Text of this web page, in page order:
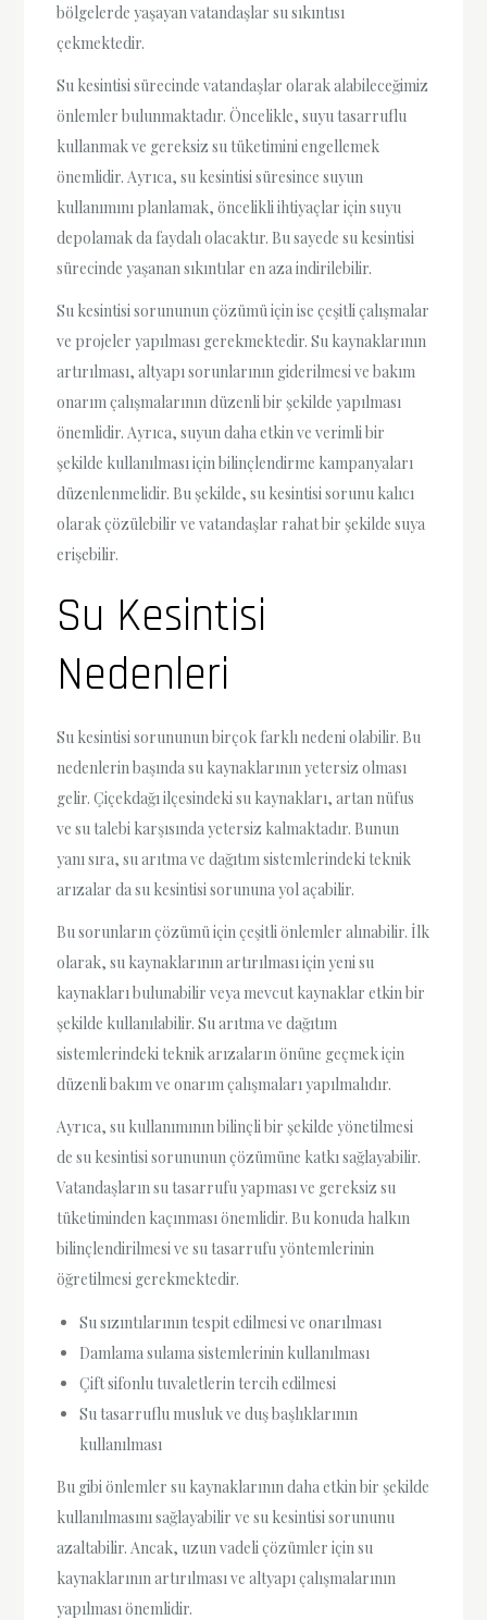
bölgelerde yaşayan vatandaşlar su sıkıntısı
çekmektedir.
Su kesintisi sürecinde vatandaşlar olarak alabileceğimiz
önlemler bulunmaktadır. Öncelikle, suyu tasarruflu
kullanmak ve gereksiz su tüketimini engellemek
önemlidir. Ayrıca, su kesintisi süresince suyun
kullanımını planlamak, öncelikli ihtiyaçlar için suyu
depolamak da faydalı olacaktır. Bu sayede su kesintisi
sürecinde yaşanan sıkıntılar en aza indirilebilir.
Su kesintisi sorununun çözümü için ise çeşitli çalışmalar
ve projeler yapılması gerekmektedir. Su kaynaklarının
artırılması, altyapı sorunlarının giderilmesi ve bakım
onarım çalışmalarının düzenli bir şekilde yapılması
önemlidir. Ayrıca, suyun daha etkin ve verimli bir
şekilde kullanılması için bilinçlendirme kampanyaları
düzenlenmelidir. Bu şekilde, su kesintisi sorunu kalıcı
olarak çözülebilir ve vatandaşlar rahat bir şekilde suya
erişebilir.
Su Kesintisi
Nedenleri
Su kesintisi sorununun birçok farklı nedeni olabilir. Bu
nedenlerin başında su kaynaklarının yetersiz olması
gelir. Çiçekdağı ilçesindeki su kaynakları, artan nüfus
ve su talebi karşısında yetersiz kalmaktadır. Bunun
yanı sıra, su arıtma ve dağıtım sistemlerindeki teknik
arızalar da su kesintisi sorununa yol açabilir.
Bu sorunların çözümü için çeşitli önlemler alınabilir. İlk
olarak, su kaynaklarının artırılması için yeni su
kaynakları bulunabilir veya mevcut kaynaklar etkin bir
şekilde kullanılabilir. Su arıtma ve dağıtım
sistemlerindeki teknik arızaların önüne geçmek için
düzenli bakım ve onarım çalışmaları yapılmalıdır.
Ayrıca, su kullanımının bilinçli bir şekilde yönetilmesi
de su kesintisi sorununun çözümüne katkı sağlayabilir.
Vatandaşların su tasarrufu yapması ve gereksiz su
tüketiminden kaçınması önemlidir. Bu konuda halkın
bilinçlendirilmesi ve su tasarrufu yöntemlerinin
öğretilmesi gerekmektedir.
Su sızıntılarının tespit edilmesi ve onarılması
Damlama sulama sistemlerinin kullanılması
Çift sifonlu tuvaletlerin tercih edilmesi
Su tasarruflu musluk ve duş başlıklarının
kullanılması
Bu gibi önlemler su kaynaklarının daha etkin bir şekilde
kullanılmasını sağlayabilir ve su kesintisi sorununu
azaltabilir. Ancak, uzun vadeli çözümler için su
kaynaklarının artırılması ve altyapı çalışmalarının
yapılması önemlidir.